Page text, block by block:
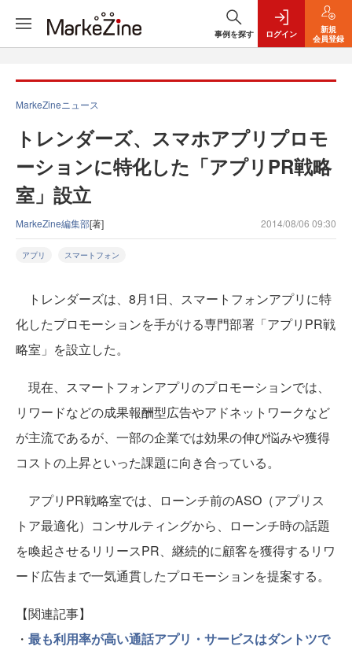
事例を探す ログイン
新規
会員登録
MarkeZineニュース
トレンダーズ、スマホアプリプロモ
ーションに特化した「アプリPR戦略
室」設立
MarkeZine編集部[著] 2014/08/06 09:30
アプリ スマートフォン
トレンダーズは、8月1日、スマートフォンアプリに特
化したプロモーションを手がける専門部署「アプリPR戦
略室」を設立した。
現在、スマートフォンアプリのプロモーションでは、
リワードなどの成果報酬型広告やアドネットワークなど
が主流であるが、一部の企業では効果の伸び悩みや獲得
コストの上昇といった課題に向き合っている。
アプリPR戦略室では、ローンチ前のASO（アプリス
トア最適化）コンサルティングから、ローンチ時の話題
を喚起させるリリースPR、継続的に顧客を獲得するリワ
ード広告まで一気通貫したプロモーションを提案する。
【関連記事】
・ 最も利用率が高い通話アプリ・サービスはダントツで